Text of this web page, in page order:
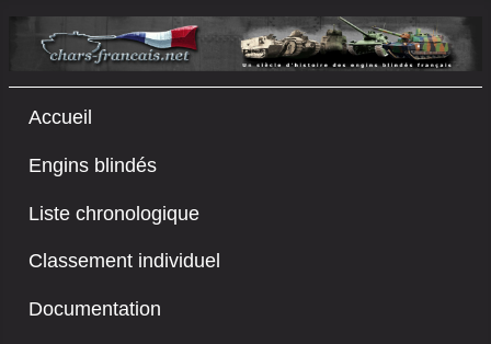
Accueil
Engins blindés
Liste chronologique
Classement individuel
Documentation